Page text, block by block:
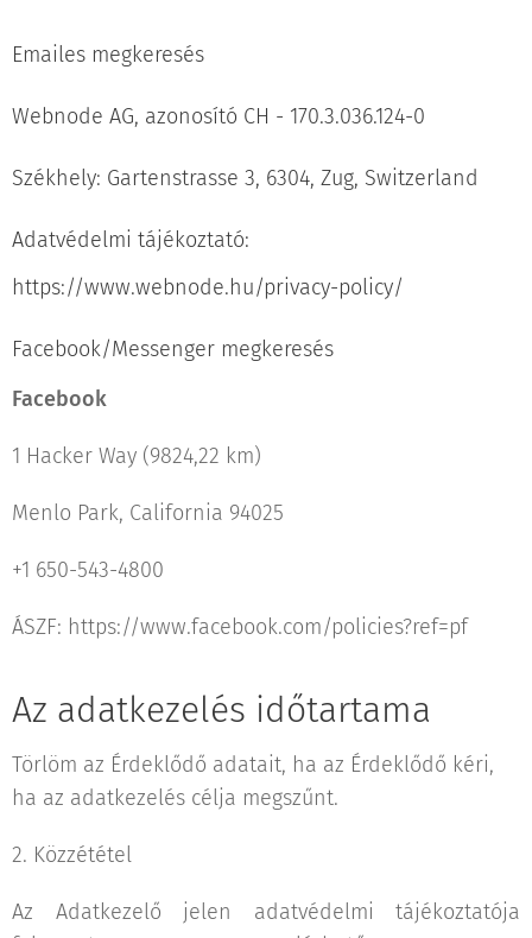
Emailes megkeresés
Webnode AG, azonosító CH - 170.3.036.124-0
Székhely: Gartenstrasse 3, 6304, Zug, Switzerland
Adatvédelmi tájékoztató:
https://www.webnode.hu/privacy-policy/
Facebook/Messenger megkeresés
Facebook
1 Hacker Way (9824,22 km)
Menlo Park, California 94025
+1 650-543-4800
ÁSZF: https://www.facebook.com/policies?ref=pf
Az adatkezelés időtartama
Törlöm az Érdeklődő adatait, ha az Érdeklődő kéri,
ha az adatkezelés célja megszűnt.
2. Közzététel
Az Adatkezelő jelen adatvédelmi tájékoztatója